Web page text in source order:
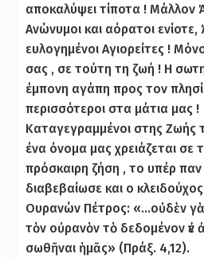
αποκαλύψει τίποτα ! Μάλλον
Ανώνυμοι και αόρατοι
ευλογημένοι Αγιορείτες !
σας , σε τούτη τη ζωή ! Η
έμπονη αγάπη προς τον
περισσότεροι στα μάτια μας !
Καταγεγραμμένοι στης Ζωής
ένα όνομα μας χρειάζεται σε
πρόσκαιρη ζήση , το υπέρ
διαβεβαίωσε και ο
Ουρανών Πέτρος: «…οὐδὲν
τὸν οὐρανὸν τὸ δεδομένον ἐν
σωθῆναι ἡμᾶς» (Πράξ. 4,12).